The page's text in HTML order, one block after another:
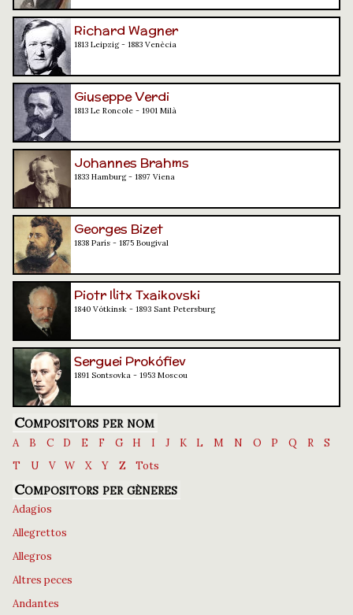
Richard Wagner
1813 Leipzig - 1883 Venècia
Giuseppe Verdi
1813 Le Roncole - 1901 Milà
Johannes Brahms
1833 Hamburg - 1897 Viena
Georges Bizet
1838 París - 1875 Bougival
Piotr Ilitx Txaikovski
1840 Vótkinsk - 1893 Sant Petersburg
Serguei Prokófiev
1891 Sontsovka - 1953 Moscou
Compositors per nom
A B C D E F G H I J K L M N O P Q R
S
T
U V W X Y Z Tots
Compositors per gèneres
Adagios
Allegrettos
Allegros
Altres peces
Andantes